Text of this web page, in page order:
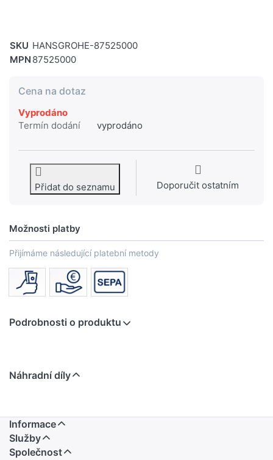
SKU HANSGROHE-87525000
MPN 87525000
Cena na dotaz
Vyprodáno
Termín dodání
vyprodáno
Přidat do seznamu Doporučit ostatním
Možnosti platby
Přijímáme následující platební metody
Podrobnosti o produktu
Náhradní díly
Informace
Služby
Společnost